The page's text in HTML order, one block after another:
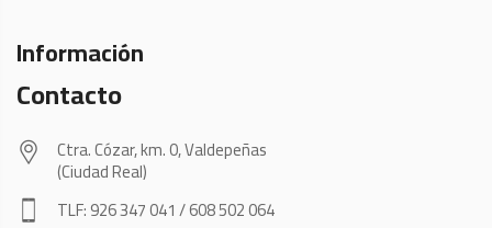
Información
Contacto
Ctra. Cózar, km. 0, Valdepeñas
(Ciudad Real)
TLF: 926 347 041 / 608 502 064